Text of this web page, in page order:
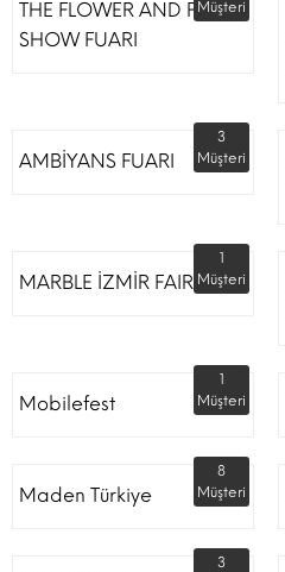
THE FLOWER AND PLANT
SHOW FUARI
Müşteri
AMBİYANS FUARI
3
Müşteri
MARBLE İZMİR FAIR
1
Müşteri
Mobilefest
1
Müşteri
Maden Türkiye
8
Müşteri
3